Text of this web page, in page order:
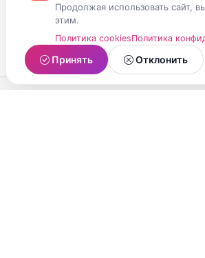
Продолжая использовать сайт,
этим.
Политика cookiesПолитика
Принять Отклонить